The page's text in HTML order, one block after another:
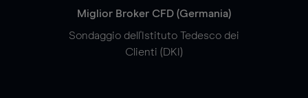
Miglior Broker CFD (Germania)
Sondaggio dell'Istituto Tedesco dei
Clienti (DKI)